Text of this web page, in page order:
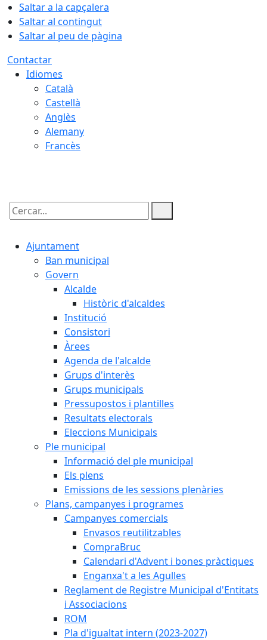
Saltar a la capçalera
Saltar al contingut
Saltar al peu de pàgina
Contactar
Idiomes
Català
Castellà
Anglès
Alemany
Francès
Cercar:
Ajuntament
Ban municipal
Govern
Alcalde
Històric d'alcaldes
Institució
Consistori
Àrees
Agenda de l'alcalde
Grups d'interès
Grups municipals
Pressupostos i plantilles
Resultats electorals
Eleccions Municipals
Ple municipal
Informació del ple municipal
Els plens
Emissions de les sessions plenàries
Plans, campanyes i programes
Campanyes comercials
Envasos reutilitzables
CompraBruc
Calendari d'Advent i bones pràctiques
Enganxa't a les Agulles
Reglament de Registre Municipal d'Entitats
i Associacions
ROM
Pla d'igualtat intern (2023-2027)